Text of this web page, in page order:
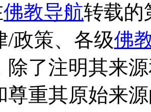
佛教导航转载的
/政策、各级佛
除了注明其来
尊重其原始来